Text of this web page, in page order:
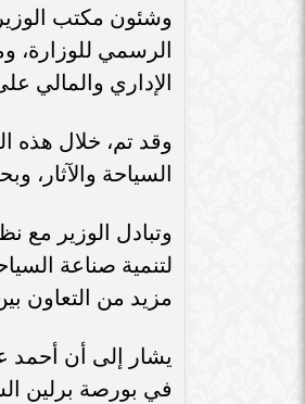
وشئون مكتب
الرسمي للوزارة،
الإداري والمالي
وقد تم، خلال هذه
السياحة والآثار،
وتبادل الوزير مع
لتنمية صناعة
مزيد من التعاون
يشار إلى أن أحمد